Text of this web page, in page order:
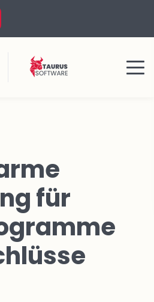
Menü
für